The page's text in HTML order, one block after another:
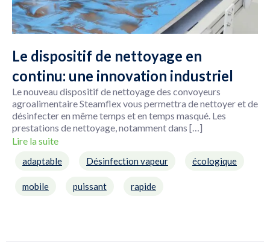
Le dispositif de nettoyage en
continu: une innovation industriel
Le nouveau dispositif de nettoyage des convoyeurs
agroalimentaire Steamflex vous permettra de nettoyer et de
désinfecter en même temps et en temps masqué. Les
prestations de nettoyage, notamment dans […]
Lire la suite